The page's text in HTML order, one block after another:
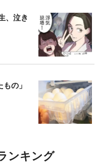
、泣き
の」
ンキング